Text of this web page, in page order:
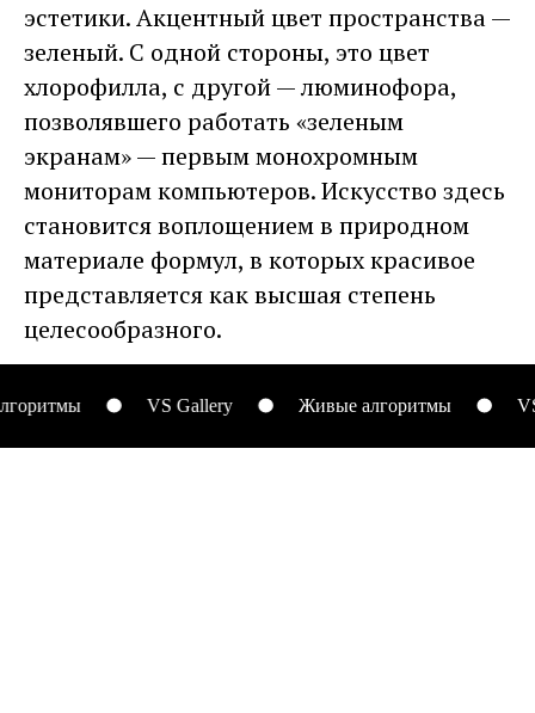
эстетики. Акцентный цвет пространства —
зеленый. С одной стороны, это цвет
хлорофилла, с другой — люминофора,
позволявшего работать «зеленым
экранам» — первым монохромным
мониторам компьютеров. Искусство здесь
становится воплощением в природном
материале формул, в которых красивое
представляется как высшая степень
целесообразного.
VS Gallery Живые алгоритмы VS